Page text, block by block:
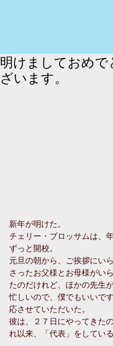
明けましておめで
ざいます。
新年が明けた。
チェリー・ブロッサムは、
ずっと開校。
元旦の朝から、ご挨拶にい
さったお父様とお母様がい
たのだけれど、ほかの先生
忙しいので、僕でもいいで
応させていただいた。
彼は、２７日にやってきた
れ以来、「代表」をしてい